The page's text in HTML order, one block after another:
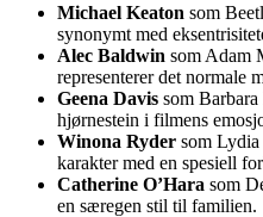
Michael Keaton som
synonymt med
Alec Baldwin som Adam
representerer det normale
Geena Davis som
hjørnestein i filmens
Winona Ryder som
karakter med en spesiell
Catherine O’Hara som
en særegen stil til familien.